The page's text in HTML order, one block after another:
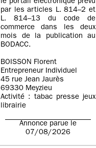
le portail électronique prévu
par les articles L. 814–2 et
L. 814–13 du code de
commerce dans les deux
mois de la publication au
BODACC.
BOISSON Florent
Entrepreneur Individuel
45 rue Jean Jaurès
69330 Meyzieu
Activité : tabac presse jeux
librairie
Annonce parue le
07/08/2026